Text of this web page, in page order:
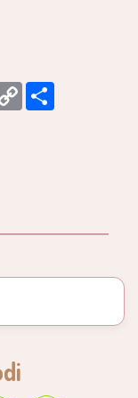
Copy
Link